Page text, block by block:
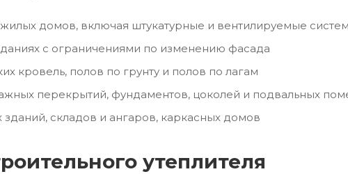
домов, включая штукатурные и вентилируемые
с ограничениями по изменению фасада
кровель, полов по грунту и полов по лагам
перекрытий, фундаментов, цоколей и подвальных
складов и ангаров, каркасных домов
утеплителя